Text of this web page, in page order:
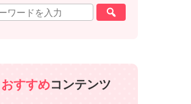
おすすめコンテンツ